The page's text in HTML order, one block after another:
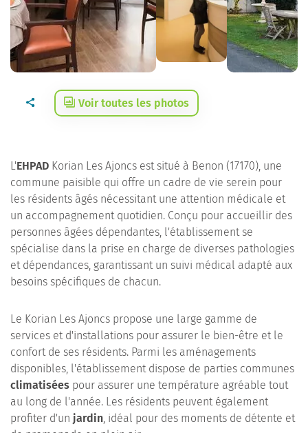
Voir toutes les photos
L'EHPAD Korian Les Ajoncs est situé à Benon (17170), une
commune paisible qui offre un cadre de vie serein pour
les résidents âgés nécessitant une attention médicale et
un accompagnement quotidien. Conçu pour accueillir des
personnes âgées dépendantes, l'établissement se
spécialise dans la prise en charge de diverses pathologies
et dépendances, garantissant un suivi médical adapté aux
besoins spécifiques de chacun.
Le Korian Les Ajoncs propose une large gamme de
services et d'installations pour assurer le bien-être et le
confort de ses résidents. Parmi les aménagements
disponibles, l'établissement dispose de parties communes
climatisées pour assurer une température agréable tout
au long de l'année. Les résidents peuvent également
profiter d'un jardin, idéal pour des moments de détente et